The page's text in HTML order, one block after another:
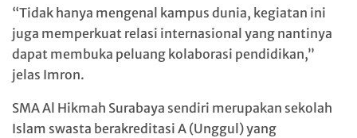
“Tidak hanya mengenal kampus dunia, kegiatan ini
juga memperkuat relasi internasional yang nantinya
dapat membuka peluang kolaborasi pendidikan,”
jelas Imron.
SMA Al Hikmah Surabaya sendiri merupakan sekolah
Islam swasta berakreditasi A (Unggul) yang